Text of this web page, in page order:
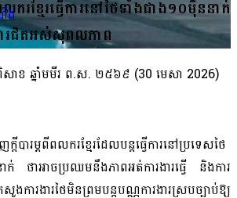
ងរខ្មែរធ្វើការនៅថៃទាំងជាង១០ម៉ឺននាក់
រជិតអស់សុពលភាព
ាខ ឆ្នាំមមីរ ព.ស. ២៥៦៩ (30 មេសា 2026)
ដីបារម្ភពីពលករខ្មែរដែលបន្តធ្វើការនៅប្រទេសថៃ
ថាអាចប្រឈមនឹងភាពអត់ការងារធ្វើ និងការ
ារងារថៃមិនព្រមបន្តបណ្ណការងារស្របច្បាប់ឱ្យ